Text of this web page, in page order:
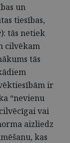
un
tiesības,
): tās netiek
cilvēkam
tās
ir
“nevienu
vai
aizliedz
kas